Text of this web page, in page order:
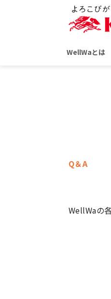
WellWaとは
Q＆A
WellWaの